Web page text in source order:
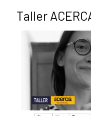
Taller